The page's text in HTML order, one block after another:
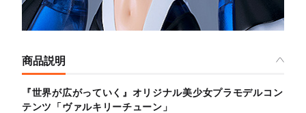
商品説明
『世界が広がっていく』オリジナル美少女プラモデルコン
テンツ「ヴァルキリーチューン」